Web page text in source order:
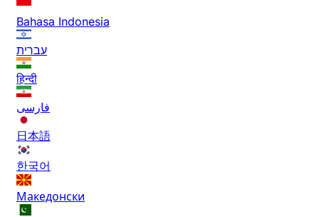
Bahasa Indonesia
עברית
हिन्दी
فارسی
日本語
한국어
Македонски